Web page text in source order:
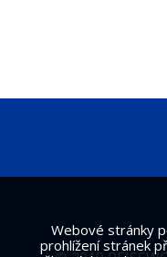
Webové stránky
prohlížení stránek